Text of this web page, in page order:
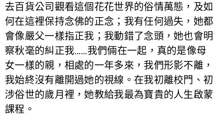
去百貨公司觀看這個花花世界的俗情萬態，及如
何在這裡保持念佛的正念；我有任何過失，她都
會像嚴父一樣指正我；我動錯了念頭，她也會明
察秋毫的糾正我……我們倆在一起，真的是像母
女一樣的親，相處的一年多來，我們形影不離，
我始終沒有離開過她的視線。在我初離校門、初
涉俗世的歲月裡，她教給我最為寶貴的人生啟蒙
課程。